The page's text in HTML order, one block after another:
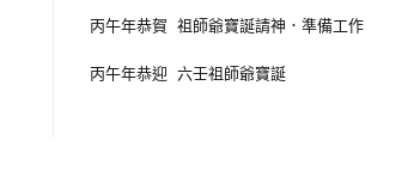
丙午年恭賀 祖師爺寶誕請神．準備工作
丙午年恭迎 六壬祖師爺寶誕